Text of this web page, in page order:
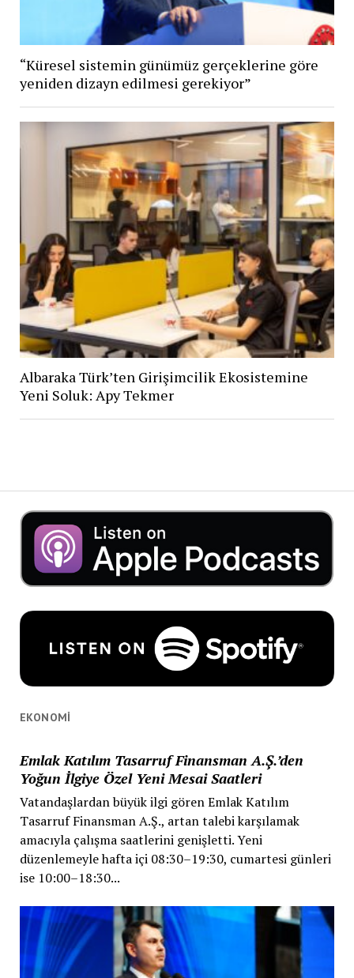
“Küresel sistemin günümüz gerçeklerine göre
yeniden dizayn edilmesi gerekiyor”
Albaraka Türk’ten Girişimcilik Ekosistemine
Yeni Soluk: Apy Tekmer
EKONOMI
Emlak Katılım Tasarruf Finansman A.Ş.’den
Yoğun İlgiye Özel Yeni Mesai Saatleri
Vatandaşlardan büyük ilgi gören Emlak Katılım
Tasarruf Finansman A.Ş., artan talebi karşılamak
amacıyla çalışma saatlerini genişletti. Yeni
düzenlemeyle hafta içi 08:30–19:30, cumartesi günleri
ise 10:00–18:30...